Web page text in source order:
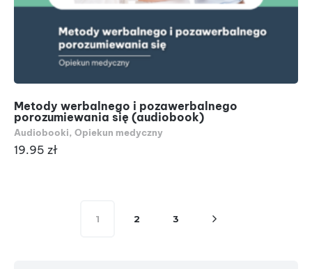
Metody werbalnego i pozawerbalnego
porozumiewania się (audiobook)
Audiobooki, Opiekun medyczny
19.95 zł
1 2 3